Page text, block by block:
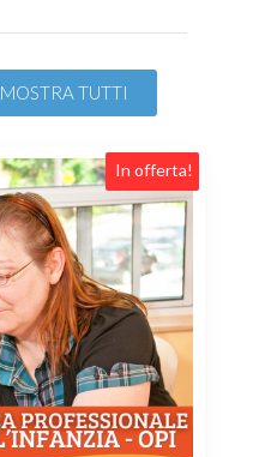
MOSTRA TUTTI
In offerta!